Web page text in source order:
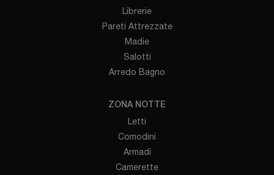
Librerie
Pareti Attrezzate
Madie
Salotti
Arredo Bagno
ZONA NOTTE
Letti
Comodini
Armadi
Camerette